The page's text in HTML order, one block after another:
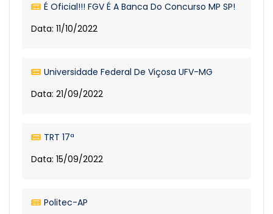
É Oficial!!! FGV É A Banca Do Concurso MP SP!
Data: 11/10/2022
Universidade Federal De Viçosa UFV-MG
Data: 21/09/2022
TRT 17ª
Data: 15/09/2022
Politec-AP